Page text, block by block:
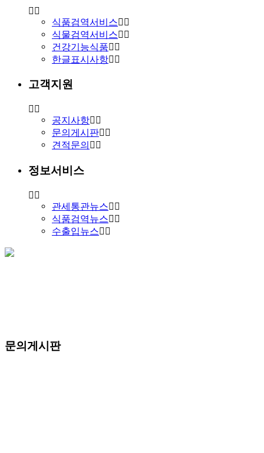
식품검역서비스
식물검역서비스
건강기능식품
한글표시사항
고객지원
공지사항
문의게시판
견적문의
정보서비스
관세통관뉴스
식품검역뉴스
수출입뉴스
문의게시판